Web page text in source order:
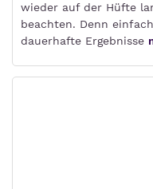
wieder auf der Hüfte
beachten. Denn
dauerhafte Ergebnisse